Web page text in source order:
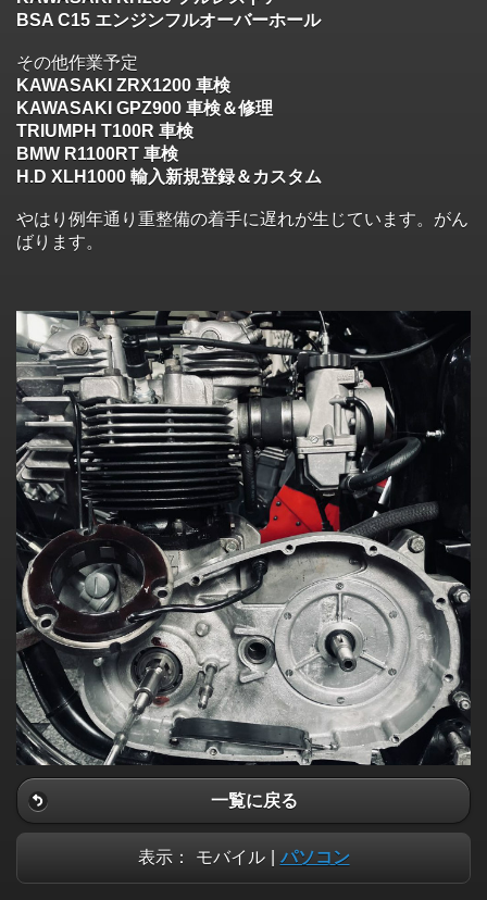
BSA C15 エンジンフルオーバーホール
その他作業予定
KAWASAKI ZRX1200 車検
KAWASAKI GPZ900 車検＆修理
TRIUMPH T100R 車検
BMW R1100RT 車検
H.D XLH1000 輸入新規登録＆カスタム
やはり例年通り重整備の着手に遅れが生じています。がん
ばります。
一覧に戻る
表示： モバイル パソコン